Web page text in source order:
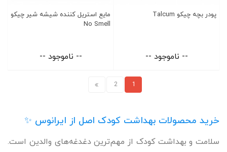
پودر بچه چیکو Talcum
-- ناموجود --
مایع استریل کننده شیشه شیر چیکو
No Smell
-- ناموجود --
1
2
خرید محصولات بهداشت کودک اصل از ایرانوس ✨
سلامت و بهداشت کودک از مهم‌ترین دغدغه‌های والدین است.